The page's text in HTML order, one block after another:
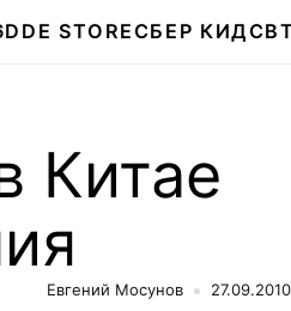
DDE STORE СБЕР КИДС
Китае
Евгений Мосунов 27.09.2010